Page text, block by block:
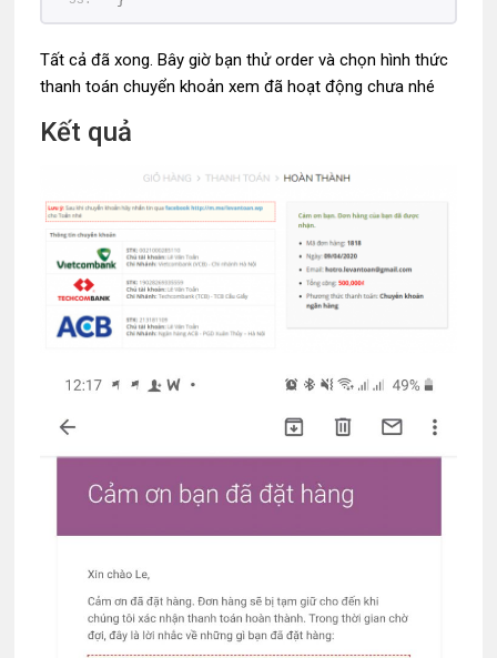
Tất cả đã xong. Bây giờ bạn thử order và chọn hình thức
thanh toán chuyển khoản xem đã hoạt động chưa nhé
Kết quả